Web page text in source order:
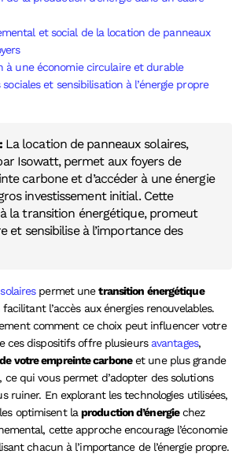
et social de la location de panneaux
à une économie circulaire et durable
et sensibilisation à l’énergie propre
La location de panneaux solaires,
Isowatt, permet aux foyers de
carbone et d’accéder à une énergie
investissement initial. Cette
la transition énergétique, promeut
et sensibilise à l’importance des
permet unetransition énergétique
l’accès aux énergies renouvelables.
comment ce choix peut influencer votre
ces dispositifs offre plusieurs avantages,
votre empreinte carboneet une plus grande
ce qui vous permet d’adopter des solutions
ruiner. En explorant les technologies utilisées,
optimisent laproduction d’énergiechez
cette approche encourage l’économie
chacun à l’importance de l’énergie propre.